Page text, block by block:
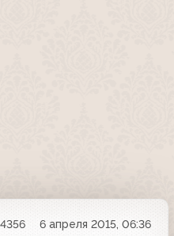
4356
6 апреля 2015, 06:36